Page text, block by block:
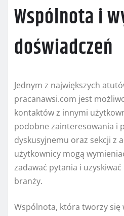
Wspólnota i
doświadczeń
Jednym z największych
pracanawsi.com jest
kontaktów z innymi
podobne zainteresowania i
dyskusyjnemu oraz sekcji z
użytkownicy mogą
zadawać pytania i
branży.
Wspólnota, która tworzy się